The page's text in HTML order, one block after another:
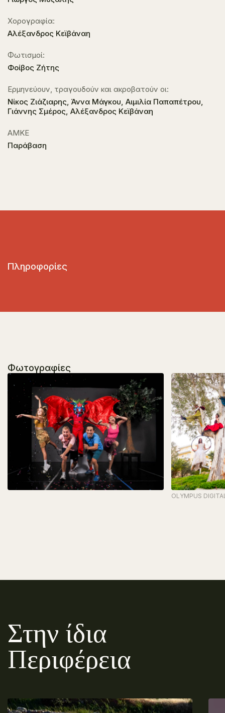
Χορογραφία:
Αλέξανδρος Κεϊβάναη
Φωτισμοί:
Φοίβος Ζήτης
Ερμηνεύουν, τραγουδούν και ακροβατούν οι:
Νίκος Ζιάζιαρης, Άννα Μάγκου, Αιμιλία Παπαπέτρου,
Γιάννης Σμέρος, Αλέξανδρος Κεϊβάναη
ΑΜΚΕ
Παράβαση
Πληροφορίες
Φωτογραφίες
OLYMPUS
Στην ίδια
Περιφέρεια